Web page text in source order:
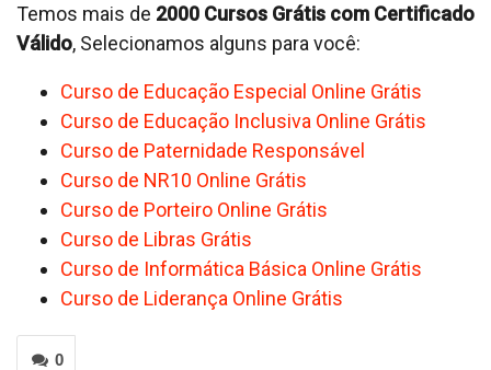
Temos mais de 2000 Cursos Grátis com Certificado
Válido, Selecionamos alguns para você:
Curso de Educação Especial Online Grátis
Curso de Educação Inclusiva Online Grátis
Curso de Paternidade Responsável
Curso de NR10 Online Grátis
Curso de Porteiro Online Grátis
Curso de Libras Grátis
Curso de Informática Básica Online Grátis
Curso de Liderança Online Grátis
0